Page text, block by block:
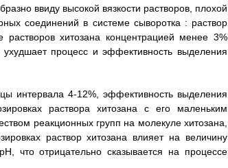
ввиду высокой вязкости растворов, плохой
соединений в системе сыворотка : раствор
хитозана концентрацией менее 3%
процесс и эффективность выделения
интервала 4-12%, эффективность выделения
раствора хитозана с его маленьким
реакционных групп на молекуле хитозана,
раствор хитозана влияет на величину
что отрицательно сказывается на процессе